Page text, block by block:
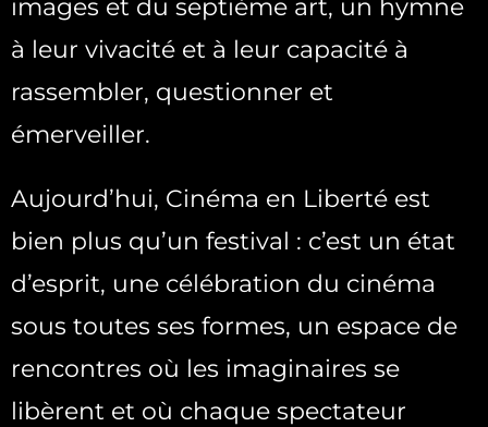
images et du septième art, un hymne
à leur vivacité et à leur capacité à
rassembler, questionner et
émerveiller.
Aujourd’hui, Cinéma en Liberté est
bien plus qu’un festival : c’est un état
d’esprit, une célébration du cinéma
sous toutes ses formes, un espace de
rencontres où les imaginaires se
libèrent et où chaque spectateur